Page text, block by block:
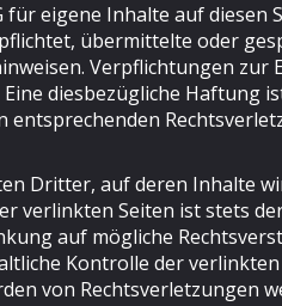
eigene Inhalte auf
übermittelte oder
Verpflichtungen
diesbezügliche Haftung
entsprechenden
Dritter, auf deren Inhalte
verlinkten Seiten ist stets
auf mögliche
Kontrolle der
von Rechtsverletzungen